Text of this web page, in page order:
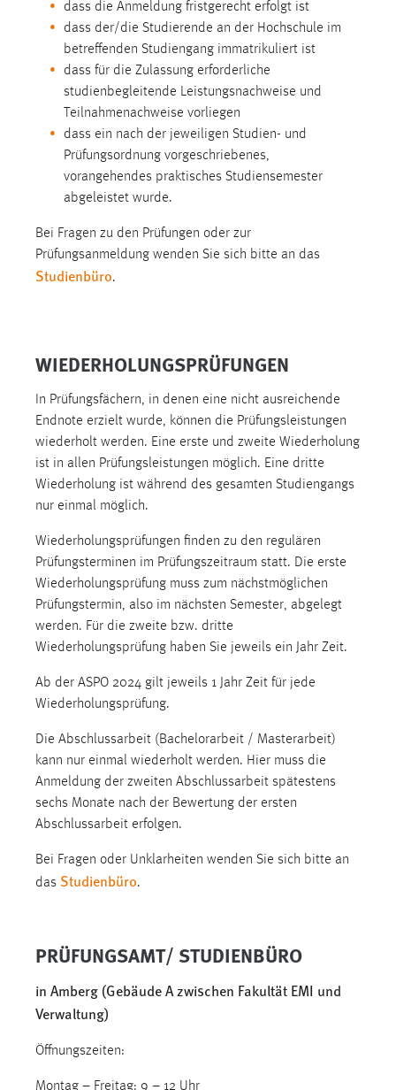
dass die Anmeldung fristgerecht erfolgt ist
dass der/die Studierende an der Hochschule im
betreffenden Studiengang immatrikuliert ist
dass für die Zulassung erforderliche
studienbegleitende Leistungsnachweise und
Teilnahmenachweise vorliegen
dass ein nach der jeweiligen Studien- und
Prüfungsordnung vorgeschriebenes,
vorangehendes praktisches Studiensemester
abgeleistet wurde.
Bei Fragen zu den Prüfungen oder zur
Prüfungsanmeldung wenden Sie sich bitte an das
Studienbüro.
WIEDERHOLUNGSPRÜFUNGEN
In Prüfungsfächern, in denen eine nicht ausreichende
Endnote erzielt wurde, können die Prüfungsleistungen
wiederholt werden. Eine erste und zweite Wiederholung
ist in allen Prüfungsleistungen möglich. Eine dritte
Wiederholung ist während des gesamten Studiengangs
nur einmal möglich.
Wiederholungsprüfungen finden zu den regulären
Prüfungsterminen im Prüfungszeitraum statt. Die erste
Wiederholungsprüfung muss zum nächstmöglichen
Prüfungstermin, also im nächsten Semester, abgelegt
werden. Für die zweite bzw. dritte
Wiederholungsprüfung haben Sie jeweils ein Jahr Zeit.
Ab der ASPO 2024 gilt jeweils 1 Jahr Zeit für jede
Wiederholungsprüfung.
Die Abschlussarbeit (Bachelorarbeit / Masterarbeit)
kann nur einmal wiederholt werden. Hier muss die
Anmeldung der zweiten Abschlussarbeit spätestens
sechs Monate nach der Bewertung der ersten
Abschlussarbeit erfolgen.
Bei Fragen oder Unklarheiten wenden Sie sich bitte an
das Studienbüro.
PRÜFUNGSAMT/ STUDIENBÜRO
in Amberg (Gebäude A zwischen Fakultät EMI und
Verwaltung)
Öffnungszeiten:
Montag – Freitag: 9 – 12 Uhr
staticfilecache
Zweck:
Für performante Seitenauslieferung wird in diesem Cookie
gespeichert, ob man eingeloggt ist.
Sprachpräferenz
Name:
site-language-preference
Zweck:
Das Cookie speichert die gewählte Sprache der Website.
Cookie Laufzeit:
Chat
Name:
MibewSessionID, MIBEW_UserID, mibew_locale, mibew-
chat-frame-style-5e9dbeb1811c0446
Zweck:
Wird benötigt um die Chatfunktion nutzen zu können.
Cookie Laufzeit:
MibewSessionID, mibew-chat-frame-style-
5e9dbeb1811c0446 = Sitzungslaufzeit, mibew_locale = 3
Jahre, MIBEW_UserID = 1 Jahr
Login
Name:
fe_user, be_user, be_lastLoginProvider
Zweck:
einloggen zu können.
Cookie Laufzeit:
24 Stunden
STATISTIK
Matomo
Name: